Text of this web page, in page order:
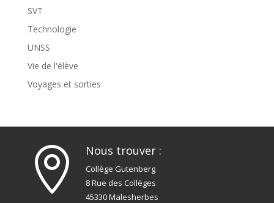
SVT
Technologie
UNSS
Vie de l'élève
Voyages et sorties
 Nous trouver :
Collège Gutenberg
8 Rue des Collèges
45330 Malesherbes